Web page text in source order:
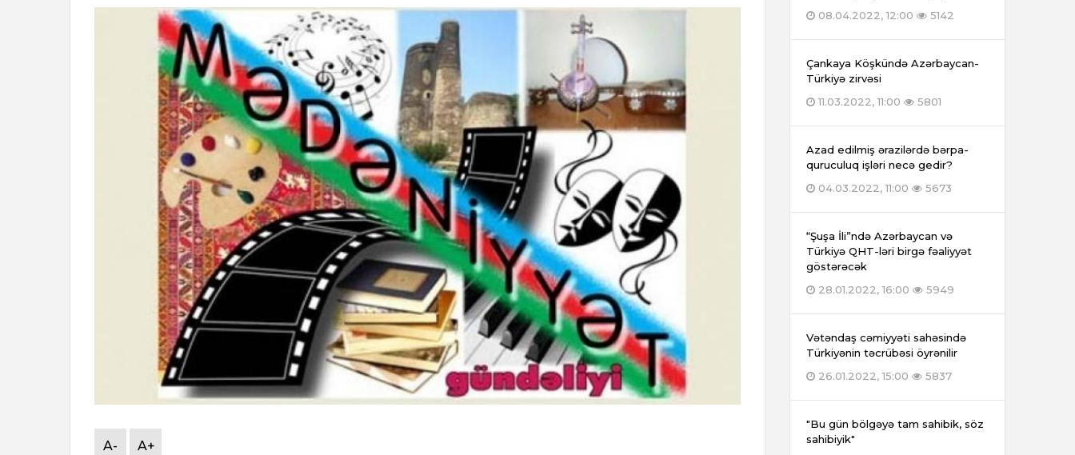
A- A+
08.04.2022, 12:00
5142
Çankaya Köşkündə Azərbaycan-
Türkiyə zirvəsi
11.03.2022, 11:00
5801
Azad edilmiş ərazilərdə bərpa-
quruculuq işləri necə gedir?
04.03.2022, 11:00
5673
“Şuşa İli”ndə Azərbaycan və
Türkiyə QHT-ləri birgə fəaliyyət
göstərəcək
28.01.2022, 16:00
5949
Vətəndaş cəmiyyəti sahəsində
Türkiyənin təcrübəsi öyrənilir
26.01.2022, 15:00
5837
"Bu gün bölgəyə tam sahibik, söz
sahibiyik"